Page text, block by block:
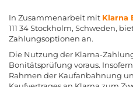
In Zusammenarbeit mit Klarna
111 34 Stockholm, Schweden,
Zahlungsoptionen an.
Die Nutzung der Klarna-
Bonitätsprüfung voraus.
Rahmen der Kaufanbahnung